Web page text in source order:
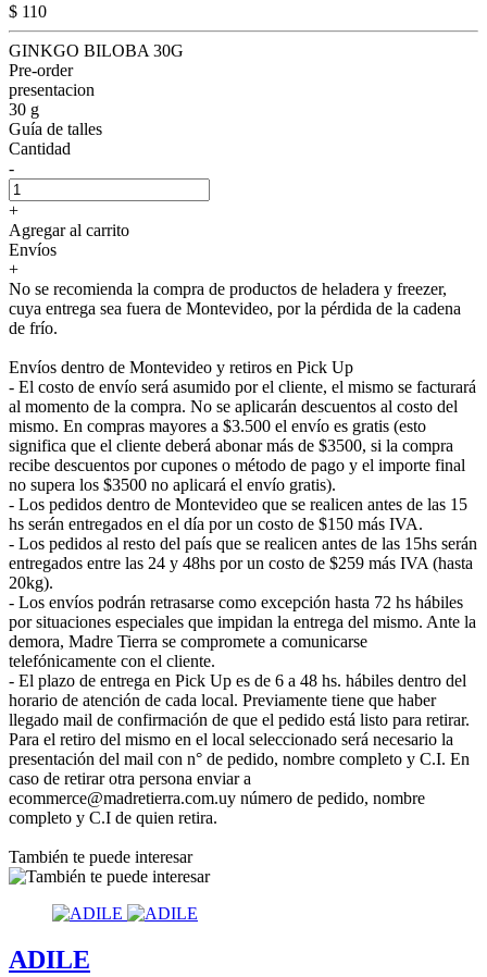
$ 110
GINKGO BILOBA 30G
Pre-order
presentacion
30 g
Guía de talles
Cantidad
-
+
Agregar al carrito
Envíos
+
No se recomienda la compra de productos de heladera y freezer,
cuya entrega sea fuera de Montevideo, por la pérdida de la cadena
de frío.
Envíos dentro de Montevideo y retiros en Pick Up
- El costo de envío será asumido por el cliente, el mismo se facturará
al momento de la compra. No se aplicarán descuentos al costo del
mismo. En compras mayores a $3.500 el envío es gratis (esto
significa que el cliente deberá abonar más de $3500, si la compra
recibe descuentos por cupones o método de pago y el importe final
no supera los $3500 no aplicará el envío gratis).
- Los pedidos dentro de Montevideo que se realicen antes de las 15
hs serán entregados en el día por un costo de $150 más IVA.
- Los pedidos al resto del país que se realicen antes de las 15hs serán
entregados entre las 24 y 48hs por un costo de $259 más IVA (hasta
20kg).
- Los envíos podrán retrasarse como excepción hasta 72 hs hábiles
por situaciones especiales que impidan la entrega del mismo. Ante la
demora, Madre Tierra se compromete a comunicarse
telefónicamente con el cliente.
- El plazo de entrega en Pick Up es de 6 a 48 hs. hábiles dentro del
horario de atención de cada local. Previamente tiene que haber
llegado mail de confirmación de que el pedido está listo para retirar.
Para el retiro del mismo en el local seleccionado será necesario la
presentación del mail con n° de pedido, nombre completo y C.I. En
caso de retirar otra persona enviar a
ecommerce@madretierra.com.uy número de pedido, nombre
completo y C.I de quien retira.
También te puede interesar
ADILE